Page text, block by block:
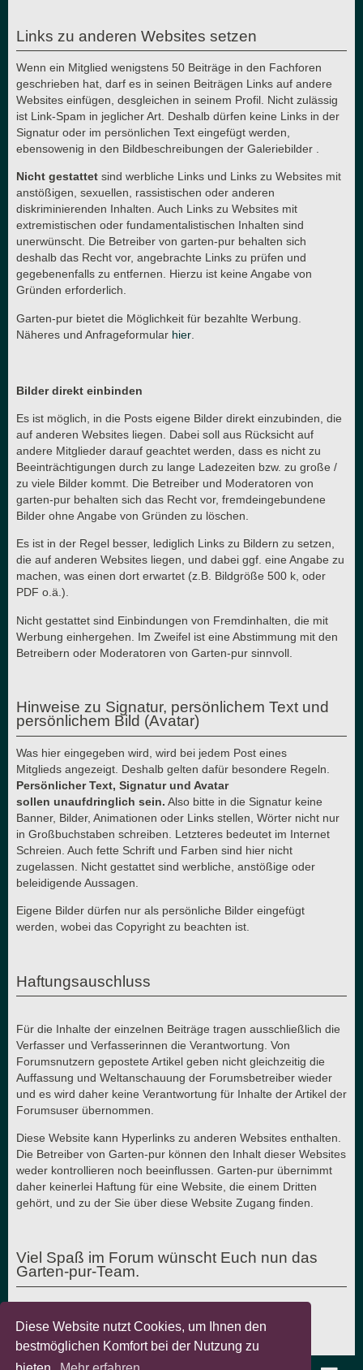
Diese Website nutzt Cookies, um Ihnen den
bestmöglichen Komfort bei der Nutzung zu
Links zu anderen Websites setzen
Wenn ein Mitglied wenigstens 50 Beiträge in den Fachforen
geschrieben hat, darf es in seinen Beiträgen Links auf andere
Websites einfügen, desgleichen in seinem Profil. Nicht zulässig
ist Link-Spam in jeglicher Art. Deshalb dürfen keine Links in der
Signatur oder im persönlichen Text eingefügt werden,
ebensowenig in den Bildbeschreibungen der Galeriebilder .
Nicht gestattet sind werbliche Links und Links zu Websites mit
anstößigen, sexuellen, rassistischen oder anderen
diskriminierenden Inhalten. Auch Links zu Websites mit
extremistischen oder fundamentalistischen Inhalten sind
unerwünscht. Die Betreiber von garten-pur behalten sich
deshalb das Recht vor, angebrachte Links zu prüfen und
gegebenenfalls zu entfernen. Hierzu ist keine Angabe von
Gründen erforderlich.
Garten-pur bietet die Möglichkeit für bezahlte Werbung.
Näheres und Anfrageformular hier
Bilder direkt einbinden
Es ist möglich, in die Posts eigene Bilder direkt einzubinden, die
auf anderen Websites liegen. Dabei soll aus Rücksicht auf
andere Mitglieder darauf geachtet werden, dass es nicht zu
Beeinträchtigungen durch zu lange Ladezeiten bzw. zu große /
zu viele Bilder kommt. Die Betreiber und Moderatoren von
garten-pur behalten sich das Recht vor, fremdeingebundene
Bilder ohne Angabe von Gründen zu löschen.
Es ist in der Regel besser, lediglich Links zu Bildern zu setzen,
die auf anderen Websites liegen, und dabei ggf. eine Angabe zu
machen, was einen dort erwartet (z.B. Bildgröße 500 k, oder
PDF o.ä.).
Nicht gestattet sind Einbindungen von Fremdinhalten, die mit
Werbung einhergehen. Im Zweifel ist eine Abstimmung mit den
Betreibern oder Moderatoren von Garten-pur sinnvoll.
Hinweise zu Signatur, persönlichem Text und
persönlichem Bild (Avatar)
Was hier eingegeben wird, wird bei jedem Post eines
Mitglieds angezeigt. Deshalb gelten dafür besondere Regeln.
Persönlicher Text, Signatur und Avatar
sollen unaufdringlich sein. Also bitte in die Signatur keine
Banner, Bilder, Animationen oder Links stellen, Wörter nicht nur
in Großbuchstaben schreiben. Letzteres bedeutet im Internet
Schreien. Auch fette Schrift und Farben sind hier nicht
zugelassen. Nicht gestattet sind werbliche, anstößige oder
beleidigende Aussagen.
Eigene Bilder dürfen nur als persönliche Bilder eingefügt
werden, wobei das Copyright zu beachten ist.
Haftungsauschluss
Für die Inhalte der einzelnen Beiträge tragen ausschließlich die
Verfasser und Verfasserinnen die Verantwortung. Von
Forumsnutzern gepostete Artikel geben nicht gleichzeitig die
Auffassung und Weltanschauung der Forumsbetreiber wieder
und es wird daher keine Verantwortung für Inhalte der Artikel der
Forumsuser übernommen.
Diese Website kann Hyperlinks zu anderen Websites enthalten.
Die Betreiber von Garten-pur können den Inhalt dieser Websites
weder kontrollieren noch beeinflussen. Garten-pur übernimmt
daher keinerlei Haftung für eine Website, die einem Dritten
gehört, und zu der Sie über diese Website Zugang finden.
Viel Spaß im Forum wünscht Euch nun das
Garten-pur-Team.
Letzte Aktualisierung: 7.8.2018 - © Garten-pur GbR